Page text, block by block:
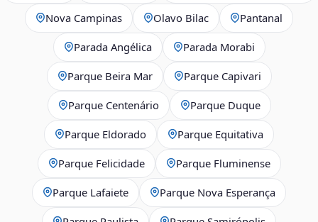
Nova Campinas Olavo Bilac Pantanal
Parada Angélica Parada Morabi
Parque Beira Mar Parque Capivari
Parque Centenário Parque Duque
Parque Eldorado Parque Equitativa
Parque Felicidade Parque Fluminense
Parque Lafaiete Parque Nova Esperança